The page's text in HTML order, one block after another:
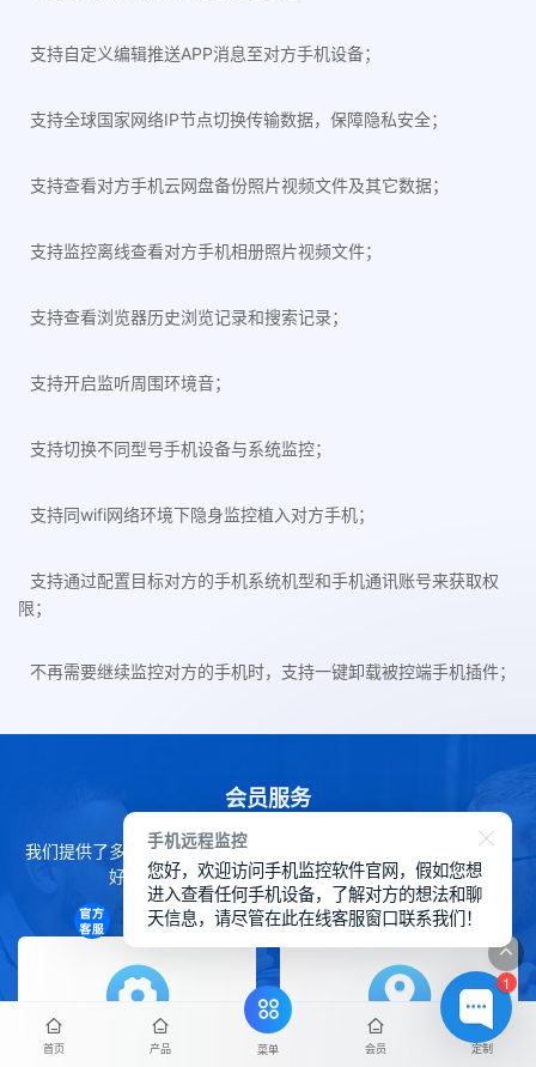
支持自定义编辑推送APP消息至对方手机设备；
支持全球国家网络IP节点切换传输数据，保障隐私安全；
支持查看对方手机云网盘备份照片视频文件及其它数据；
支持监控离线查看对方手机相册照片视频文件；
支持查看浏览器历史浏览记录和搜索记录；
支持开启监听周围环境音；
支持切换不同型号手机设备与系统监控；
支持同wifi网络环境下隐身监控植入对方手机；
支持通过配置目标对方的手机系统机型和手机通讯账号来获取权
限；
不再需要继续监控对方的手机时，支持一键卸载被控端手机插件；
会员服务
我们提供了多种会员服务来帮助您在华鲸手机监控软件上获得更良
好的体验，下方详细了解我们的会员服务。
首页 产品 菜单 会员 定制
1
手机远程监控
您好，欢迎访问手机监控软件官网，假如您想
进入查看任何手机设备，了解对方的想法和聊
天信息，请尽管在此在线客服窗口联系我们！